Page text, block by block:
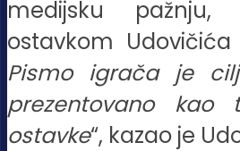
medijsku
ostavkom
Pismo igrača je
prezentovano kao
ostavke“, kazao je